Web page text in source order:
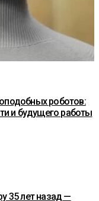
роботов:
и будущего работы
35 лет назад —